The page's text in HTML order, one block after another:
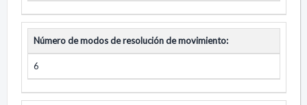
Número de modos de resolución de movimiento:
6